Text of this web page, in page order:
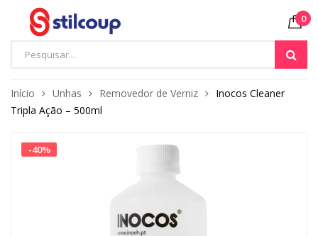
0
Início Unhas Removedor de Verniz
Inocos Cleaner
Tripla Ação – 500ml
-40%